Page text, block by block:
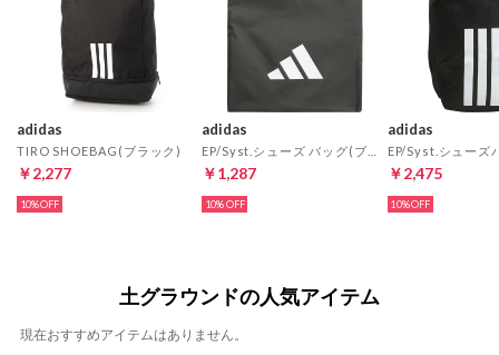
adidas
TIRO SHOEBAG(ブラック)
￥2,277
10%
adidas
￥1,287
10%
adidas
￥2,475
10%
土グラウンドの人気アイテム
現在おすすめアイテムはありません。